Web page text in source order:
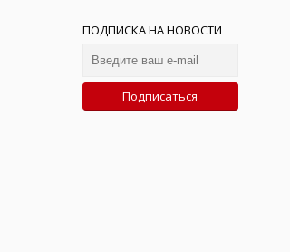
ПОДПИСКА НА НОВОСТИ
Подписаться